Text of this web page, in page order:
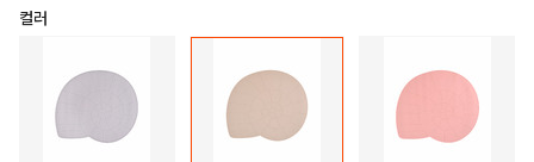
컬러